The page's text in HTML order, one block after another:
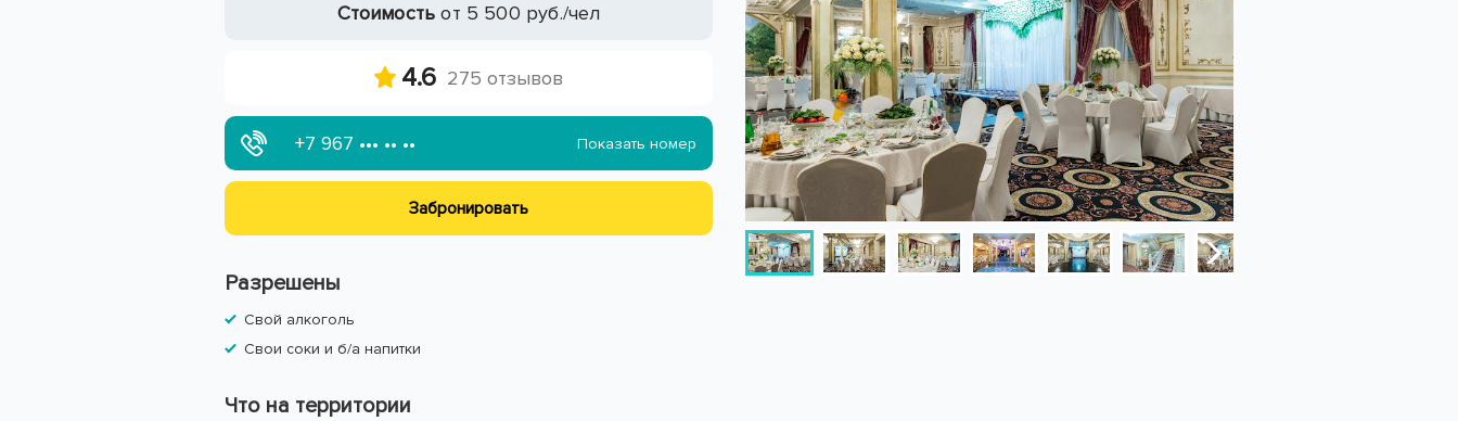
Стоимость от 5 500 руб./чел
4.6 275 отзывов
+7 967 ••• •• •• Показать номер
Забронировать
Разрешены
Свой алкоголь
Свои соки и б/а напитки
Что на территории